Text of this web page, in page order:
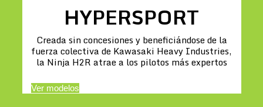
HYPERSPORT
Creada sin concesiones y beneficiándose de la
fuerza colectiva de Kawasaki Heavy Industries,
la Ninja H2R atrae a los pilotos más expertos
Ver modelos